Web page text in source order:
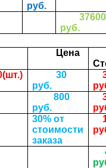
руб.
руб.
Цена
30
руб.
800
руб.
30% от
стоимости
заказа